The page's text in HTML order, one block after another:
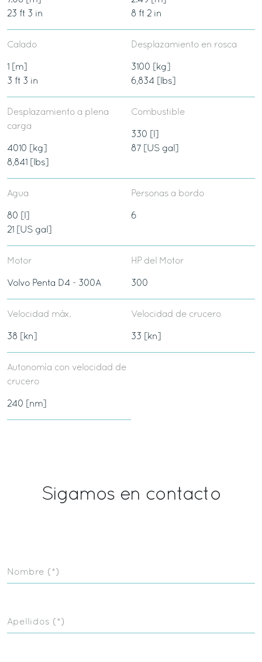
23 ft 3 in
8 ft 2 in
Calado
1 [m]
3 ft 3 in
Desplazamiento en rosca
3100 [kg]
6,834 [lbs]
Desplazamiento a plena
carga
4010 [kg]
8,841 [lbs]
Combustible
330 [l]
87 [US gal]
Agua
80 [l]
21 [US gal]
Personas a bordo
6
Motor
Volvo Penta D4 - 300A
HP del Motor
300
Velocidad máx.
38 [kn]
Velocidad de crucero
33 [kn]
Autonomía con velocidad de
crucero
240 [nm]
Sigamos en contacto
Nombre (*)
Apellidos (*)